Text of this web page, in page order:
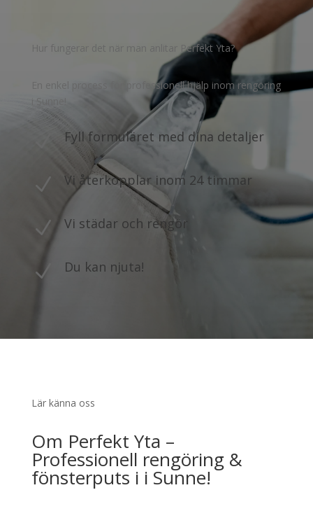
Hur fungerar det när man anlitar Perfekt Yta?
En enkel process för professionell hjälp inom rengöring
Fyll formuläret med dina detaljer
N Vi återkopplar inom 24 timmar
N Vi städar och rengör
N Du kan njuta!
Lär känna oss
Om Perfekt Yta –
Professionell rengöring &
fönsterputs i i Sunne!